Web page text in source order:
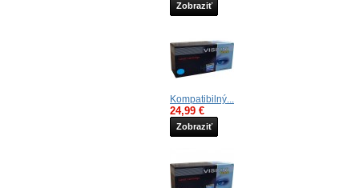
Zobraziť
Kompatibilný...
24,99 €
Zobraziť